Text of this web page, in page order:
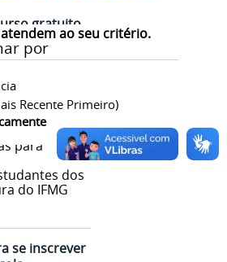
ao seu critério.
por
Recente Primeiro)
gratuito
audiovisual
modificação
Escola ,
para
dos
do IFMG
se inscrever